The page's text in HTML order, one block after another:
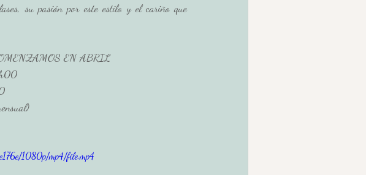
su pasión por este estilo y el cariño que
EN ABRIL
1080p/mp4/file.mp4